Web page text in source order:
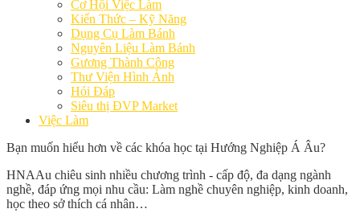
Cơ Hội Việc Làm
Kiến Thức – Kỹ Năng
Dụng Cụ Làm Bánh
Nguyên Liệu Làm Bánh
Gương Thành Công
Thư Viện Hình Ảnh
Hỏi Đáp
Siêu thị ĐVP Market
Việc Làm
Bạn muốn hiểu hơn về các khóa học tại Hướng Nghiệp Á Âu?
HNAAu chiêu sinh nhiều chương trình - cấp độ, đa dạng ngành
nghề, đáp ứng mọi nhu cầu: Làm nghề chuyên nghiệp, kinh doanh,
học theo sở thích cá nhân…